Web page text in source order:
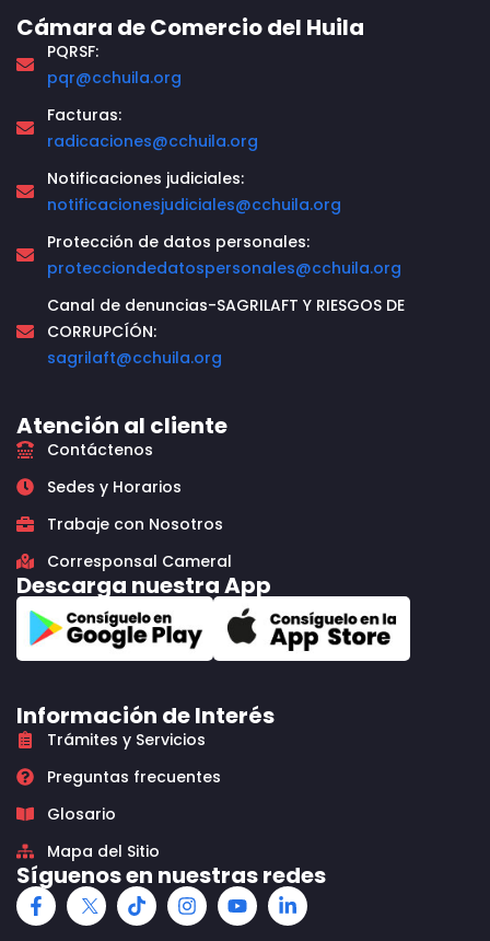
Cámara de Comercio del Huila
PQRSF:
pqr@cchuila.org
Facturas:
radicaciones@cchuila.org
Notificaciones judiciales:
notificacionesjudiciales@cchuila.org
Protección de datos personales:
protecciondedatospersonales@cchuila.org
Canal de denuncias-SAGRILAFT Y RIESGOS DE
CORRUPCÍÓN:
sagrilaft@cchuila.org
Atención al cliente
Contáctenos
Sedes y Horarios
Trabaje con Nosotros
Corresponsal Cameral
Descarga nuestra App
Información de Interés
Trámites y Servicios
Preguntas frecuentes
Glosario
Mapa del Sitio
Síguenos en nuestras redes